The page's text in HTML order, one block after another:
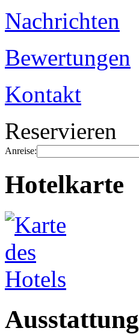
Nachrichten
Bewertungen
Kontakt
Reservieren
Anreise:
Hotelkarte
Ausstattung